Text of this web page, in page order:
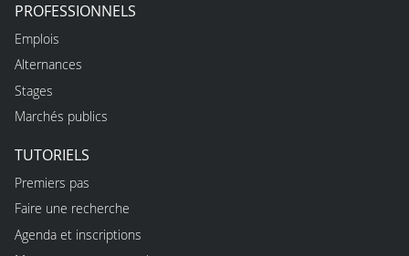
PROFESSIONNELS
Emplois
Alternances
Stages
Marchés publics
TUTORIELS
Premiers pas
Faire une recherche
Agenda et inscriptions